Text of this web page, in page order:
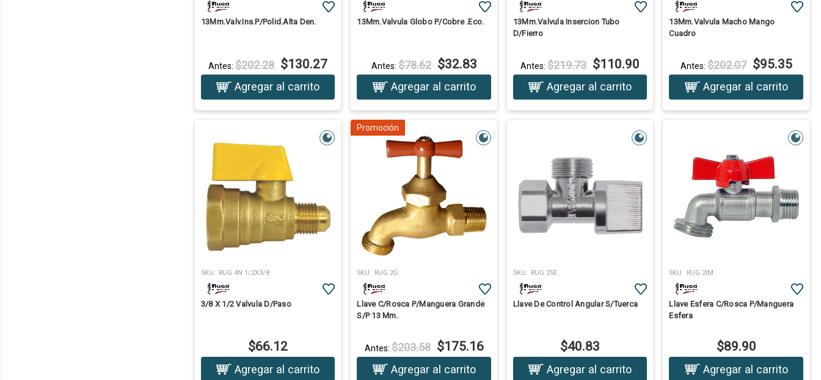
13Mm.Valv.Ins.P/Polid.Alta Den.
Antes:$202.28 $130.27
Agregar al carrito
13Mm.Valvula Globo P/Cobre .Eco.
Antes: $78.62 $32.83
Agregar al carrito
13Mm.Valvula Insercion Tubo
D/Fierro
Antes:$219.73 $110.90
Agregar al carrito
13Mm.Valvula Macho Mango
Cuadro
Antes: $202.07 $95.35
Agregar al carrito
SKU: RUG 4N 1/2X3/8
3/8 X 1/2 Valvula D/Paso
$66.12
Agregar al carrito
Promoción
SKU: RUG 2G
Llave C/Rosca P/Manguera Grande
S/P 13 Mm.
Antes: $203.58 $175.16
Agregar al carrito
SKU: RUG 25E
Llave De Control Angular S/Tuerca
$40.83
Agregar al carrito
SKU: RUG 2IM
Llave Esfera C/Rosca P/Manguera
Esfera
$89.90
Agregar al carrito